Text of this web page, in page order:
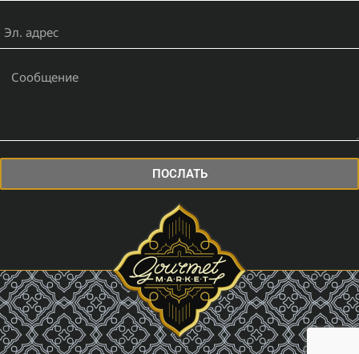
ПОСЛАТЬ